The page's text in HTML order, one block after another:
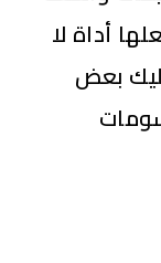
أداة لا
بعض